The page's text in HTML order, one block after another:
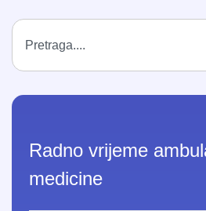
Radno vrijeme
medicine